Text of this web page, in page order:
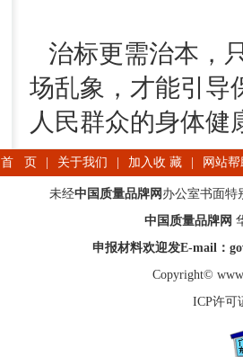
治标更需治本，
场乱象，才能引导
人民群众的身体健
首 页 关于我们 加入收 藏 网站帮
未经中国质量品牌网 办公室书面特
中国质量品牌网
申报材料欢迎发E-mail：
Copyright©
ICP许可